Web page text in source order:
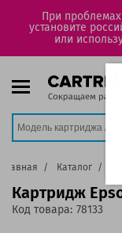
При
установите
или
Главная Каталог
Картридж
Код товара: 78133